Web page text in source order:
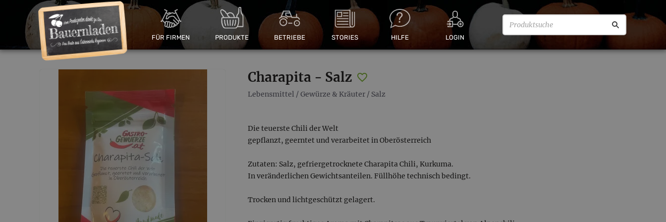
FÜR FIRMEN PRODUKTE BETRIEBE STORIES HILFE LOGIN
Charapita - Salz
Lebensmittel / Gewürze & Kräuter / Salz
Die teuerste Chili der Welt
gepflanzt, geerntet und verarbeitet in Oberösterreich
Zutaten: Salz, gefriergetrocknete Charapita Chili, Kurkuma.
In veränderlichen Gewichtsanteilen. Füllhöhe technisch bedingt.
Trocken und lichtgeschützt gelagert.